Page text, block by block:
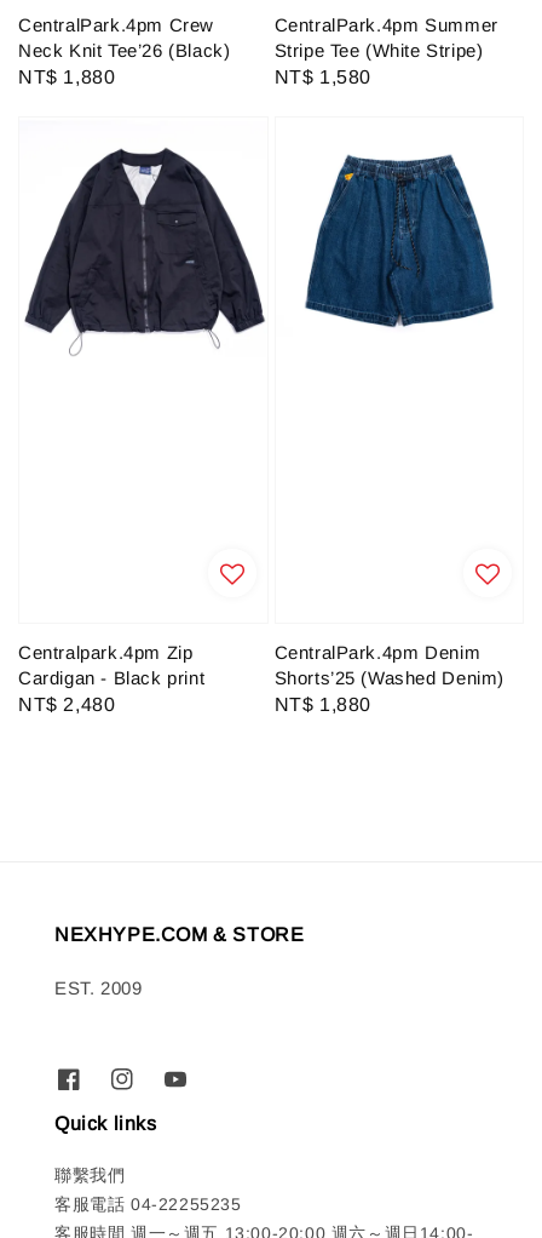
CentralPark.4pm Crew
Neck Knit Tee’26 (Black)
Regular
NT$ 1,880
CentralPark.4pm Summer
Stripe Tee (White Stripe)
Regular
NT$ 1,580
Centralpark.4pm Zip
Cardigan - Black print
Regular
NT$ 2,480
CentralPark.4pm Denim
Shorts’25 (Washed Denim)
Regular
NT$ 1,880
NEXHYPE.COM & STORE
EST. 2009
Quick links
聯繫我們
客服電話 04-22255235
客服時間 週一～週五 13:00-20:00 週六～週日14:00-